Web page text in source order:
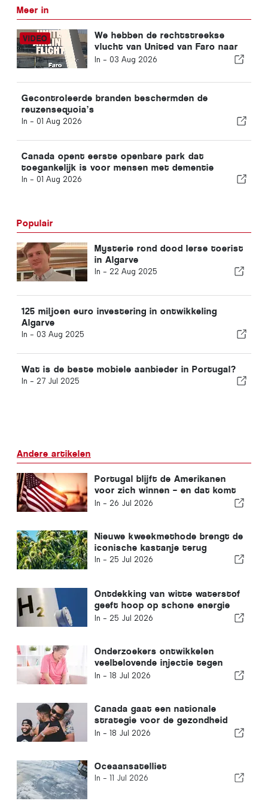
Meer in
We hebben de rechtstreekse
vlucht van United van Faro naar
Newark genomen: zo is de
In - 03 Aug 2026
Gecontroleerde branden beschermden de
reuzensequoia’s
In - 01 Aug 2026
Canada opent eerste openbare park dat
toegankelijk is voor mensen met dementie
In - 01 Aug 2026
Populair
Mysterie rond dood Ierse toerist
in Algarve
In - 22 Aug 2025
125 miljoen euro investering in ontwikkeling
Algarve
In - 03 Aug 2025
Wat is de beste mobiele aanbieder in Portugal?
In - 27 Jul 2025
Andere artikelen
Portugal blijft de Amerikanen
voor zich winnen – en dat komt
niet alleen door de zon
In - 26 Jul 2026
Nieuwe kweekmethode brengt de
iconische kastanje terug
In - 25 Jul 2026
Ontdekking van witte waterstof
geeft hoop op schone energie
een impuls
In - 25 Jul 2026
Onderzoekers ontwikkelen
veelbelovende injectie tegen
artritis
In - 18 Jul 2026
Canada gaat een nationale
strategie voor de gezondheid
van mannen ontwikkelen die
In - 18 Jul 2026
Oceaansatelliet
In - 11 Jul 2026